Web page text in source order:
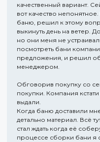
качественный вариант.
вот качество
баню, решил к этому
выкинуть день на ветер.
но они меня не
посмотреть бани
предложения, и решил
менеджером.
Обговорив покупку со
покупки. Компания
выдали.
Когда баню доставили
детально материал. Всё
стал ждать когда её
процессе сборки бани я